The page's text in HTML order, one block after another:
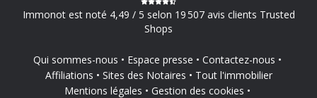
Immonot est noté 4,49 / 5 selon 19 507 avis clients Trusted
Shops
Qui sommes-nous Espace presse
Contactez-nous
Affiliations
Sites des Notaires
Tout l'immobilier
Mentions légales
Gestion des cookies